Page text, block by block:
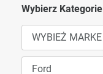
Wybierz Kategorie